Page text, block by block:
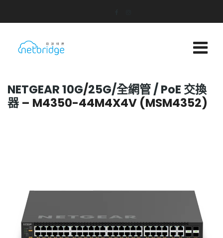
NETGEAR 10G/25G/全網管/ PoE 交換
器 – M4350-44M4X4V (MSM4352)